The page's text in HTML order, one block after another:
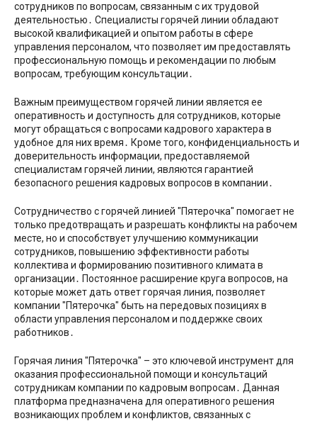
сотрудников по вопросам, связанным с их трудовой
деятельностью․ Специалисты горячей линии обладают
высокой квалификацией и опытом работы в сфере
управления персоналом, что позволяет им предоставлять
профессиональную помощь и рекомендации по любым
вопросам, требующим консультации․
Важным преимуществом горячей линии является ее
оперативность и доступность для сотрудников, которые
могут обращаться с вопросами кадрового характера в
удобное для них время․ Кроме того, конфиденциальность и
доверительность информации, предоставляемой
специалистам горячей линии, являются гарантией
безопасного решения кадровых вопросов в компании․
Сотрудничество с горячей линией ″Пятерочка″ помогает не
только предотвращать и разрешать конфликты на рабочем
месте, но и способствует улучшению коммуникации
сотрудников, повышению эффективности работы
коллектива и формированию позитивного климата в
организации․ Постоянное расширение круга вопросов, на
которые может дать ответ горячая линия, позволяет
компании ″Пятерочка″ быть на передовых позициях в
области управления персоналом и поддержке своих
работников․
Горячая линия ″Пятерочка″ – это ключевой инструмент для
оказания профессиональной помощи и консультаций
сотрудникам компании по кадровым вопросам․ Данная
платформа предназначена для оперативного решения
возникающих проблем и конфликтов, связанных с